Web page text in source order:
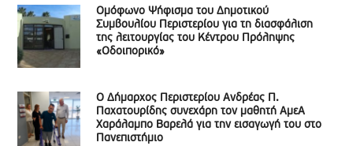
Ομόφωνο Ψήφισμα του Δημοτικού
Συμβουλίου Περιστερίου για τη διασφάλιση
της λειτουργίας του Κέντρου Πρόληψης
«Οδοιπορικό»
Ο Δήμαρχος Περιστερίου Ανδρέας Π.
Παχατουρίδης συνεχάρη τον μαθητή ΑμεΑ
Χαράλαμπο Βαρελά για την εισαγωγή του στο
Πανεπιστήμιο